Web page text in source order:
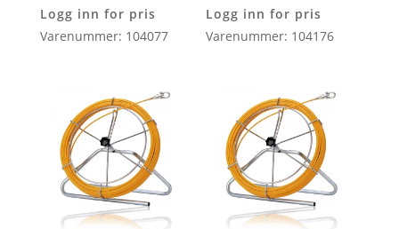
Logg inn for pris
Varenummer: 104077
Logg inn for pris
Varenummer: 104176